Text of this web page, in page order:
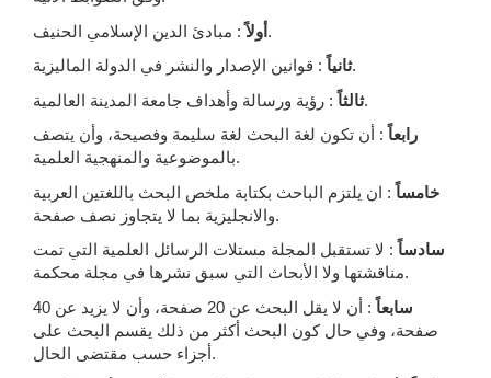
أولاً: مبادئ الدين الإسلامي الحنيف.
ثانياً: قوانين الإصدار والنشر في الدولة الماليزية.
ثالثاً: رؤية ورسالة وأهداف جامعة المدينة العالمية.
رابعاً : أن تكون لغة البحث لغة سليمة وفصيحة، وأن يتصف
بالموضوعية والمنهجية العلمية.
خامساً : ان يلتزم الباحث بكتابة ملخص البحث باللغتين العربية
والانجليزية بما لا يتجاوز نصف صفحة.
سادساً : لا تستقبل المجلة مستلات الرسائل العلمية التي تمت
مناقشتها ولا الأبحاث التي سبق نشرها في مجلة محكمة.
سابعاً :
أن لا يقل البحث عن 20 صفحة، وأن لا يزيد عن 40
صفحة، وفي حال كون البحث أكثر من ذلك يقسم البحث على
أجزاء حسب مقتضى الحال.